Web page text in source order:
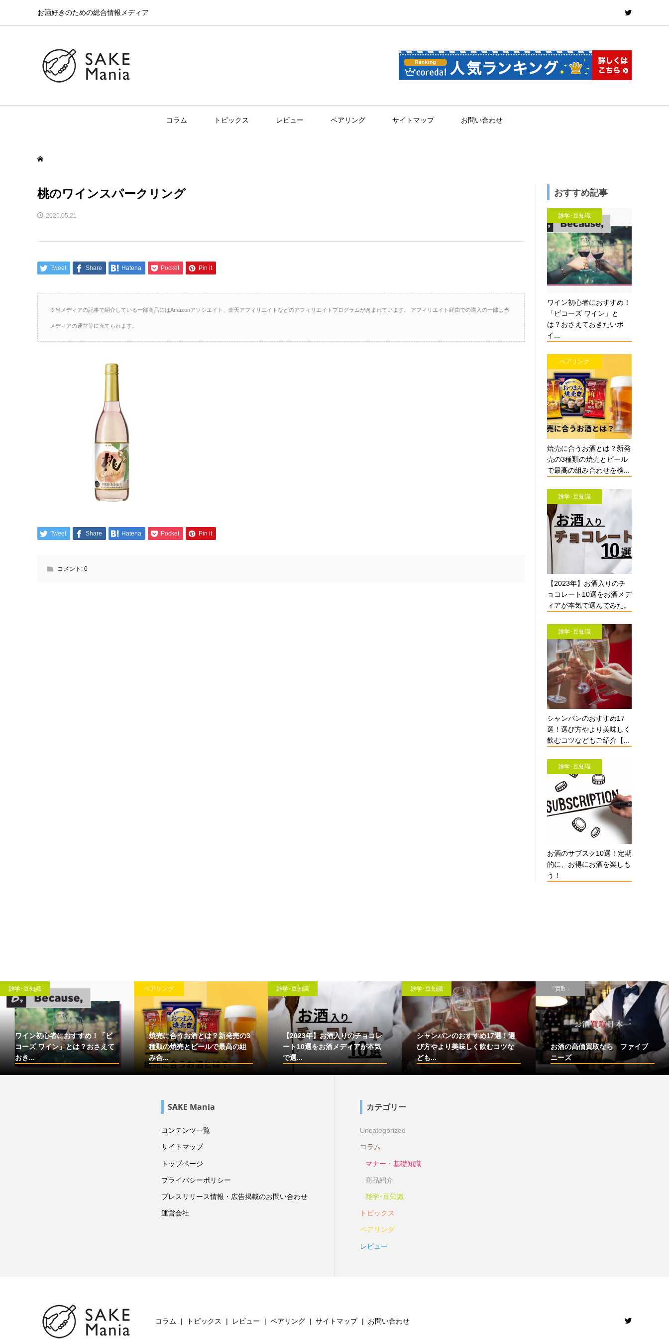
お酒好きのための総合情報メディア
コラム トピックス レビュー ペアリング サイトマップ お問い合わせ
桃のワインスパークリング
2020.05.21
Tweet Share Hatena Pocket Pin it
※当メディアの記事で紹介している一部商品にはAmazonアソシエイト、楽天アフィリエイトなどのアフィリエイトプログラムが含まれています。 アフィリエイト経由での購入の一部は当
メディアの運営等に充てられます。
Tweet Share Hatena Pocket Pin it
コメント: 0
おすすめ記事
雑学･豆知識
ワイン初心者におすすめ！
「ビコーズ ワイン」と
は？おさえておきたいポ
イ...
ペアリング
焼売に合うお酒とは？新発
売の3種類の焼売とビール
で最高の組み合わせを検...
雑学･豆知識
【2023年】お酒入りのチ
ョコレート10選をお酒メデ
ィアが本気で選んでみた。
雑学･豆知識
シャンパンのおすすめ17
選！選び方やより美味しく
飲むコツなどもご紹介【...
雑学･豆知識
お酒のサブスク10選！定期
的に、お得にお酒を楽しも
う！
雑学･豆知識
ワイン初心者におすすめ！「ビ
コーズ ワイン」とは？おさえて
おき...
ペアリング
焼売に合うお酒とは？新発売の3
種類の焼売とビールで最高の組
み合...
雑学･豆知識
【2023年】お酒入りのチョコレ
ート10選をお酒メディアが本気
で選...
雑学･豆知識
シャンパンのおすすめ17選！選
び方やより美味しく飲むコツな
ども...
「買取」
お酒の高価買取なら ファイブ
ニーズ
SAKE Mania
コンテンツ一覧
サイトマップ
トップページ
プライバシーポリシー
プレスリリース情報・広告掲載のお問い合わせ
運営会社
カテゴリー
Uncategorized
コラム
マナー・基礎知識
商品紹介
雑学･豆知識
トピックス
ペアリング
レビュー
コラム トピックス レビュー ペアリング サイトマップ お問い合わせ